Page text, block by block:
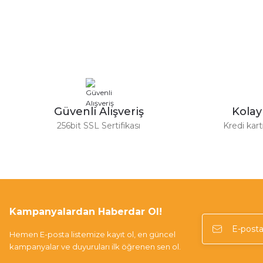
Ürün fiyatı diğer sitelerden daha pahalı.
Bu ürüne benzer farklı alternatifler olmalı.
Güvenli Alışveriş
256bit SSL Sertifikası Kredi
Kampanyalardan Haberdar Ol!
Hemen E-posta listemize kayıt ol, en güncel
kampanyalar ve duyuruları ilk öğrenen sen ol.